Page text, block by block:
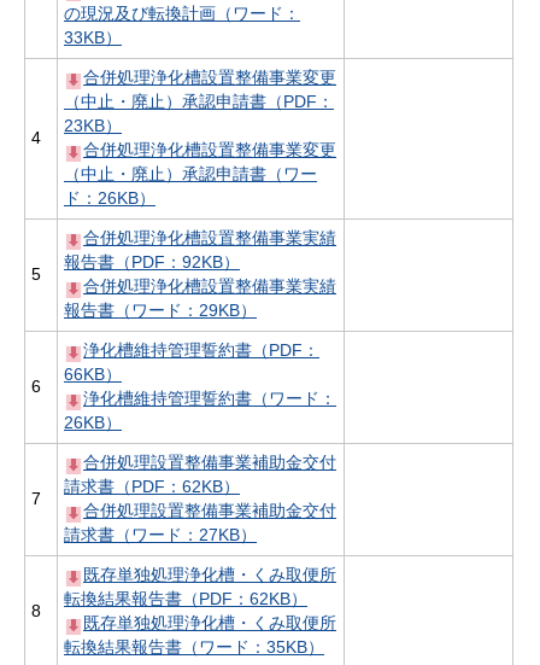
の現況及び転換計画（ワード：
33KB）
4
合併処理浄化槽設置整備事業変更
（中止・廃止）承認申請書（PDF：
23KB）
合併処理浄化槽設置整備事業変更
（中止・廃止）承認申請書（ワー
ド：26KB）
5
合併処理浄化槽設置整備事業実績
報告書（PDF：92KB）
合併処理浄化槽設置整備事業実績
報告書（ワード：29KB）
6
浄化槽維持管理誓約書（PDF：
66KB）
浄化槽維持管理誓約書（ワード：
26KB）
7
合併処理設置整備事業補助金交付
請求書（PDF：62KB）
合併処理設置整備事業補助金交付
請求書（ワード：27KB）
8
既存単独処理浄化槽・くみ取便所
転換結果報告書（PDF：62KB）
既存単独処理浄化槽・くみ取便所
転換結果報告書（ワード：35KB）